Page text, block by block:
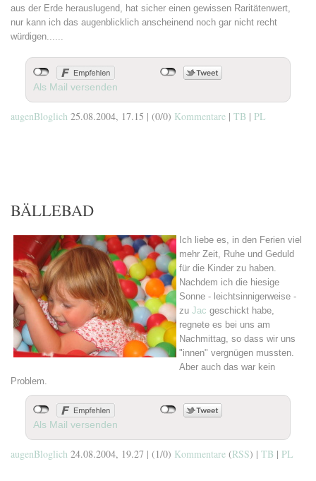
aus der Erde herauslugend, hat sicher einen gewissen Raritätenwert,
nur kann ich das augenblicklich anscheinend noch gar nicht recht
würdigen......
Als Mail versenden
augenBloglich 25.08.2004, 17.15 | (0/0) Kommentare | TB | PL
BÄLLEBAD
Ich liebe es, in den Ferien viel
mehr Zeit, Ruhe und Geduld
für die Kinder zu haben.
Nachdem ich die hiesige
Sonne - leichtsinnigerweise -
zu Jac geschickt habe,
regnete es bei uns am
Nachmittag, so dass wir uns
"innen" vergnügen mussten.
Aber auch das war kein
Problem.
Als Mail versenden
augenBloglich 24.08.2004, 19.27 | (1/0) Kommentare (RSS) | TB | PL